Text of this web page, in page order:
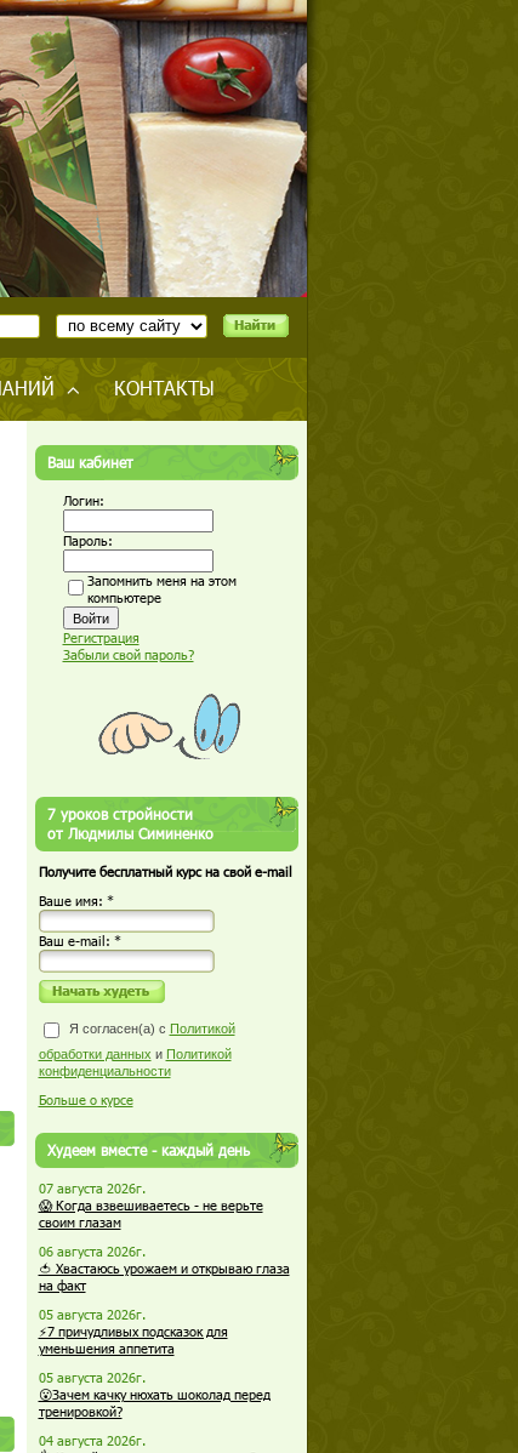
КОНТАКТЫ
Ваш кабинет
Логин:
Пароль:
Запомнить меня на этом
компьютере
Регистрация
Забыли свой пароль?
7 уроков стройности
от Людмилы Симиненко
Получите бесплатный курс на свой e-mail
Ваше имя: *
Ваш е-mail: *
Я согласен(а) с Политикой
обработки данных и Политикой
конфиденциальности
Больше о курсе
Худеем вместе - каждый день
07 августа 2026г.
😱 Когда взвешиваетесь - не верьте
своим глазам
06 августа 2026г.
🍅 Хвастаюсь урожаем и открываю глаза
на факт
05 августа 2026г.
⚡7 причудливых подсказок для
уменьшения аппетита
05 августа 2026г.
😮Зачем качку нюхать шоколад перед
тренировкой?
04 августа 2026г.